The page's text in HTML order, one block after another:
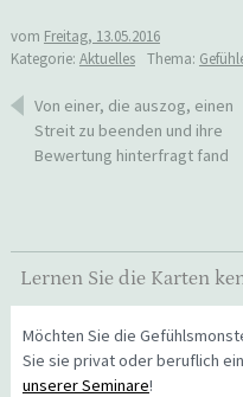
vom Freitag, 13.05.2016
Kategorie: Aktuelles Thema:
Beitragsnavigation
Von einer, die auszog, einen
Streit zu beenden und ihre
Bewertung hinterfragt fand
Lernen Sie die Karten
Möchten Sie die
Sie sie privat oder beruflich
unserer Seminare!